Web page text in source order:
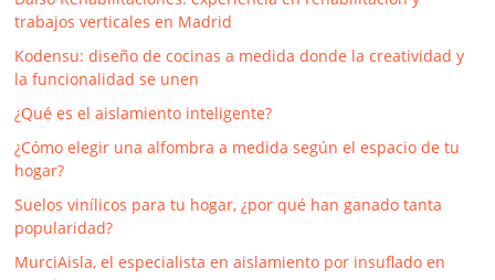
trabajos verticales en Madrid
Kodensu: diseño de cocinas a medida donde la creatividad y
la funcionalidad se unen
¿Qué es el aislamiento inteligente?
¿Cómo elegir una alfombra a medida según el espacio de tu
hogar?
Suelos vinílicos para tu hogar, ¿por qué han ganado tanta
popularidad?
MurciAisla, el especialista en aislamiento por insuflado en